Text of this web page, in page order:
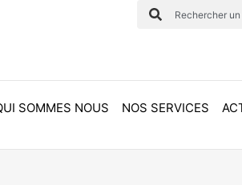
SOMMES NOUS NOS SERVICES